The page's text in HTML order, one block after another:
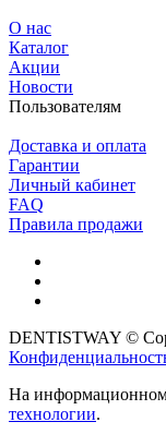
О нас
Каталог
Акции
Новости
Пользователям
Доставка и оплата
Гарантии
Личный кабинет
FAQ
Правила продажи
DENTISTWAY ©
На
технологии.